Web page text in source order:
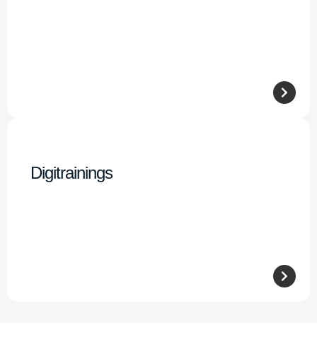
Digitrainings